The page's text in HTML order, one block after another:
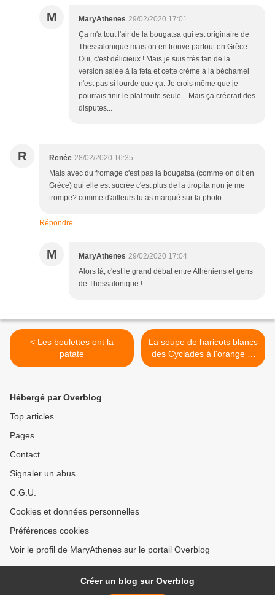
M MaryAthenes 29/02/2020 17:01
Ça m'a tout l'air de la bougatsa qui est originaire de
Thessalonique mais on en trouve partout en Grèce.
Oui, c'est délicieux ! Mais je suis très fan de la
version salée à la feta et cette crème à la béchamel
n'est pas si lourde que ça. Je crois même que je
pourrais finir le plat toute seule... Mais ça créerait des
disputes...
R Renée 28/02/2020 16:35
Mais avec du fromage c'est pas la bougatsa (comme on dit en
Grèce) qui elle est sucrée c'est plus de la tiropita non je me
trompe? comme d'ailleurs tu as marqué sur la photo...
Répondre
M MaryAthenes 29/02/2020 17:04
Alors là, c'est le grand débat entre Athéniens et gens
de Thessalonique !
< Les boulettes ont la
patate
La soupe de haricots blancs
des Cyclades à l'orange et
tomates séchées et sa
Hébergé par Overblog
Top articles
Pages
Contact
Signaler un abus
C.G.U.
Cookies et données personnelles
Préférences cookies
Voir le profil de MaryAthenes sur le portail Overblog
Créer un blog sur Overblog